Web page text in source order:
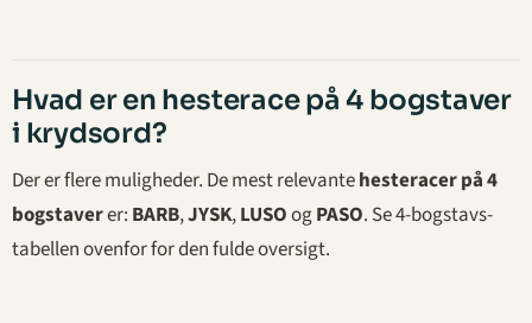
Hvad er en hesterace på 4 bogstaver
i krydsord?
Der er flere muligheder. De mest relevantehesteracer på 4
bogstaverer: BARB,JYSK,LUSOogPASO. Se 4-bogstavs-
tabellen ovenfor for den fulde oversigt.